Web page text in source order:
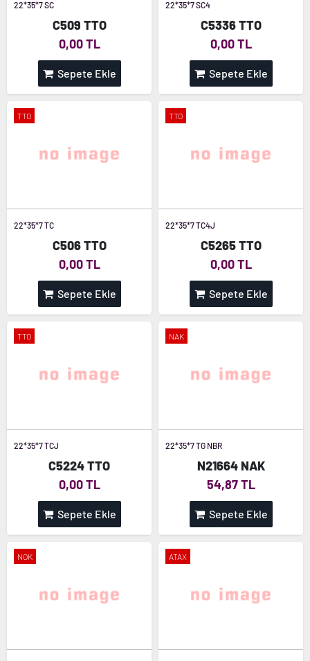
22*35*7 SC
C509 TTO
0,00 TL
Sepete Ekle
22*35*7 SC4
C5336 TTO
0,00 TL
Sepete Ekle
TTO
22*35*7 TC
C506 TTO
0,00 TL
Sepete Ekle
TTO
22*35*7 TC4J
C5265 TTO
0,00 TL
Sepete Ekle
TTO
22*35*7 TCJ
C5224 TTO
0,00 TL
Sepete Ekle
NAK
22*35*7 TG NBR
N21664 NAK
54,87 TL
Sepete Ekle
NOK ATAX